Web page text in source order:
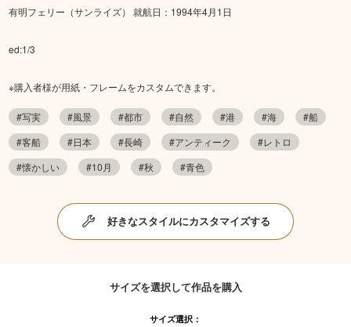
有明フェリー（サンライズ） 就航日：1994年4月1日
ed:1/3
※購入者様が用紙・フレームをカスタムできます。
#写実 #風景 #都市 #自然 #港 #海
#船
#客船
#日本 #長崎 #アンティーク
#レトロ
#懐かしい
#10月 #秋 #青色
好きなスタイルにカスタマイズする
サイズを選択して作品を購入
サイズ選択：